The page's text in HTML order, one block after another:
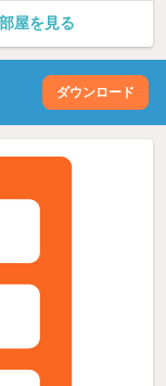
屋を見る
ダウンロード